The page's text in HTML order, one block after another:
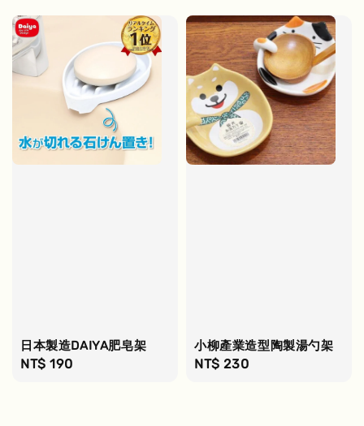
日本製造DAIYA肥皂架
Regular
NT$ 190
小柳產業造型陶製湯勺架
Regular
NT$ 230